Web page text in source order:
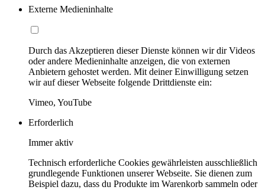
Externe Medieninhalte
Durch das Akzeptieren dieser Dienste können wir dir Videos
oder andere Medieninhalte anzeigen, die von externen
Anbietern gehostet werden. Mit deiner Einwilligung setzen
wir auf dieser Webseite folgende Drittdienste ein:
Vimeo, YouTube
Erforderlich
Immer aktiv
Technisch erforderliche Cookies gewährleisten ausschließlich
grundlegende Funktionen unserer Webseite. Sie dienen zum
Beispiel dazu, dass du Produkte im Warenkorb sammeln oder